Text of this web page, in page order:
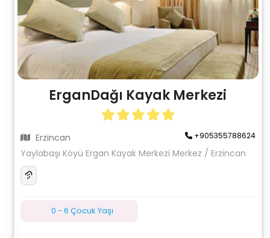
ErganDağı Kayak Merkezi
Erzincan +905355788624
Yaylabaşı Köyü Ergan Kayak Merkezi Merkez / Erzincan
0 - 6 Çocuk Yaşı